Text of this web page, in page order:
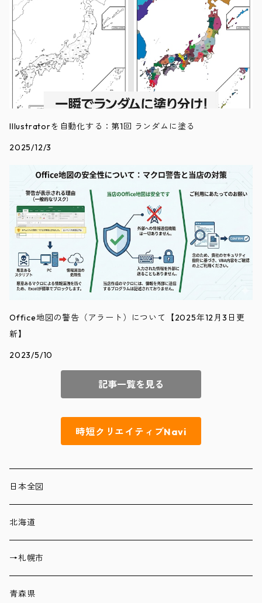
Illustratorを自動化する：第1回 ランダムに塗る
2025/12/3
Office地図の警告（アラート）について【2025年12月3日更
新】
2023/5/10
記事一覧を見る
時短クリエイティブNavi
日本全図
北海道
→札幌市
青森県